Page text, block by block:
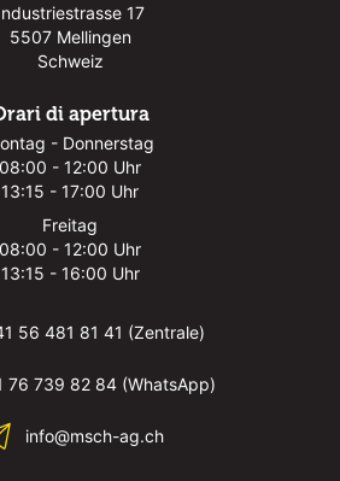
17
5507 Mellingen
Schweiz
di apertura
- Donnerstag
08:00 - 12:00 Uhr
13:15 - 17:00 Uhr
Freitag
08:00 - 12:00 Uhr
13:15 - 16:00 Uhr
56 481 81 41 (Zentrale)
76 739 82 84 (WhatsApp)
info@msch-ag.ch